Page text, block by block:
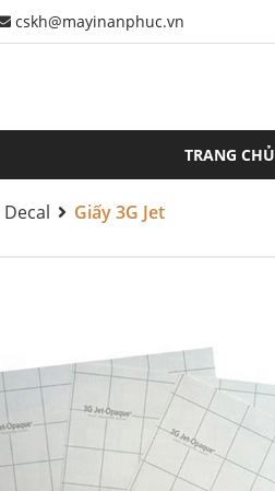
cskh@mayinanphuc.vn
TRANG CHỦ
Decal Giấy 3G Jet